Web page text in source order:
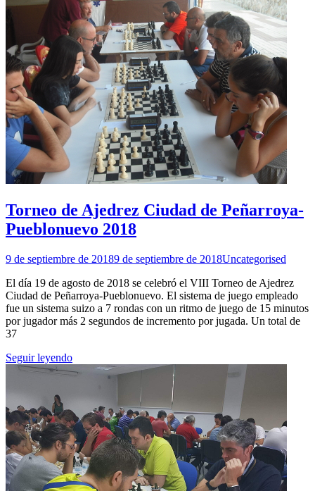
Torneo de Ajedrez Ciudad de Peñarroya-
Pueblonuevo 2018
9 de septiembre de 20189 de septiembre de 2018Uncategorised
El día 19 de agosto de 2018 se celebró el VIII Torneo de Ajedrez
Ciudad de Peñarroya-Pueblonuevo. El sistema de juego empleado
fue un sistema suizo a 7 rondas con un ritmo de juego de 15 minutos
por jugador más 2 segundos de incremento por jugada. Un total de
37
Seguir leyendo